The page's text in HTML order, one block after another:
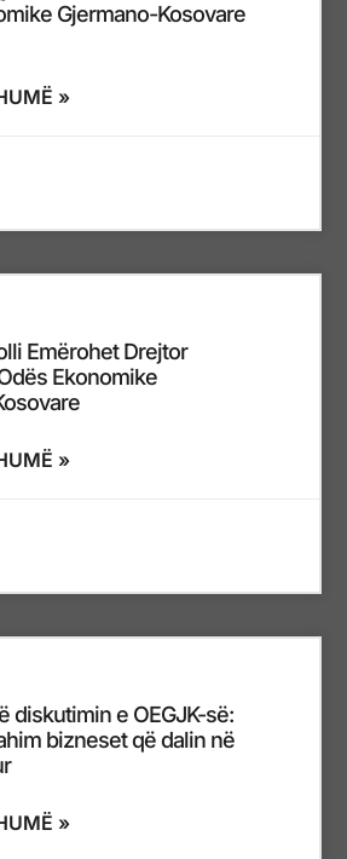
Gjermano-Kosovare
»
Emërohet Drejtor
Ekonomike
»
diskutimin e OEGJK-së:
bizneset që dalin në
»